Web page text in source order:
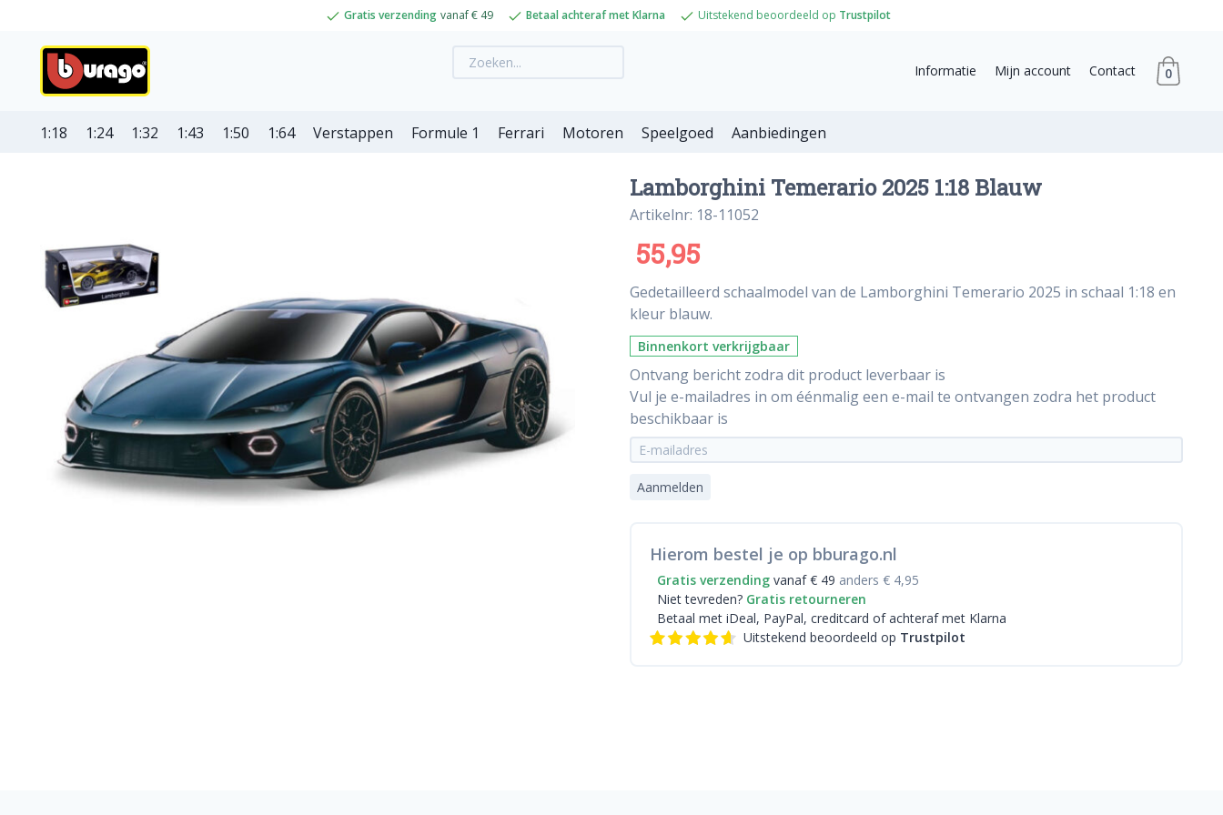
Gratis verzending vanaf € 49 Betaal achteraf met Klarna Uitstekend beoordeeld op Trustpilot
Informatie Mijn account Contact 0
1:18 1:24 1:32 1:43 1:50 1:64 Verstappen Formule 1 Ferrari Motoren Speelgoed Aanbiedingen
Lamborghini Temerario 2025 1:18 Blauw
Artikelnr: 18-11052
55,95
Gedetailleerd schaalmodel van de Lamborghini Temerario 2025 in schaal 1:18 en
kleur blauw.
Binnenkort verkrijgbaar
Ontvang bericht zodra dit product leverbaar is
Vul je e-mailadres in om éénmalig een e-mail te ontvangen zodra het product
beschikbaar is
Aanmelden
Hierom bestel je op bburago.nl
Gratis verzending vanaf € 49 anders € 4,95
Niet tevreden? Gratis retourneren
Betaal met iDeal, PayPal, creditcard of achteraf met Klarna
Uitstekend beoordeeld op Trustpilot